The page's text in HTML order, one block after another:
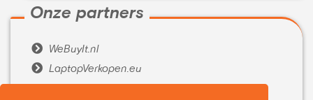
Onze partners
 WeBuyIt.nl
 LaptopVerkopen.eu